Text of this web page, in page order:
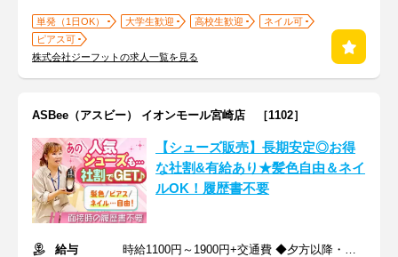
単発（1日OK） 大学生歓迎 高校生歓迎
ネイル可
ピアス可
株式会社ジーフットの求人一覧を見る
ASBee（アスビー） イオンモール宮崎店 ［1102］
【シューズ販売】長期安定◎お得
な社割&有給あり★髪色自由＆ネイ
ルOK！履歴書不要
給与
時給1100円～1900円+交通費 ◆夕方以降・日祝加給あり！